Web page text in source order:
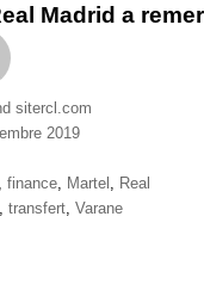
Madrid a
sitercl.com
2019
finance Martel
Real
transfert Varane